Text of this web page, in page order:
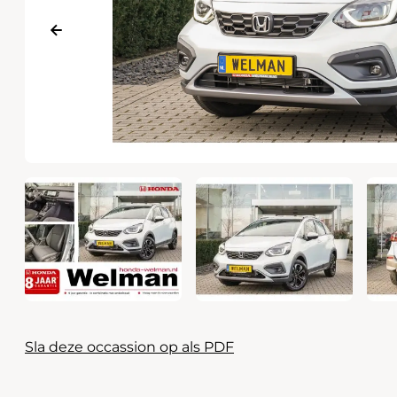
Waarschuwings­lampjes
Bandenspannings­lampje brandt
Poetsen en reinigen
WLTP-testmethode
Laadpaal plaatsen
Zomercheck
Sla deze occassion op als PDF